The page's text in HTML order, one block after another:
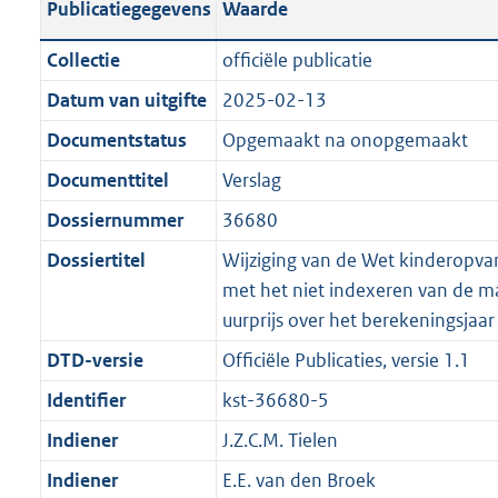
i
e
i
n
f
r
m
t
8
K
b
t
i
e
i
n
o
r
a
:
1
K
b
a
t
i
e
i
f
o
a
t
e
6
5
K
c
a
t
i
e
n
f
m
a
t
t
:
7
7
b
a
n
d
s
g
r
o
t
t
e
:
2
K
b
a
n
d
s
g
r
o
t
t
e
:
2
K
b
Publicatiegegevens Waarde
Collectie
officiële publicatie
Datum van uitgifte
2025-02-13
Documentstatus
Opgemaakt na onopgemaakt
Documenttitel
Verslag
Dossiernummer
36680
Dossiertitel
Wijziging van de Wet
met het niet indexeren van de
uurprijs over het
DTD-versie
Officiële Publicaties, versie 1.1
Identifier
kst-36680-5
Indiener
J.Z.C.M. Tielen
Indiener
E.E. van den Broek